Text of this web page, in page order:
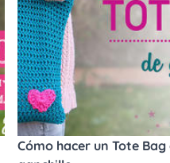
Cómo hacer un Tote Bag